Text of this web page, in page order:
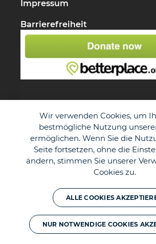
Impressum
Barrierefreiheit
© The Duke of Edinburgh's International
Wir verwenden Cookies, um
bestmögliche Nutzung
ermöglichen. Wenn Sie die
Seite fortsetzen, ohne die
ändern, stimmen Sie unserer
Cookies zu.
ALLE COOKIES
NUR NOTWENDIGE COOKIES